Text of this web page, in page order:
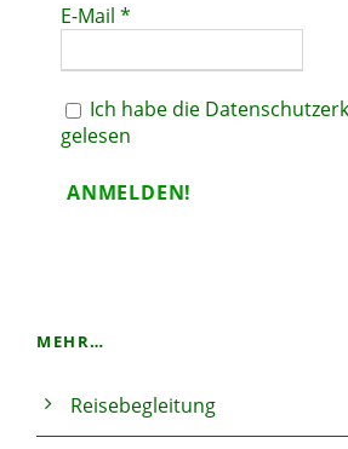
E-Mail *
Ich habe die
gelesen
MEHR…
Reisebegleitung